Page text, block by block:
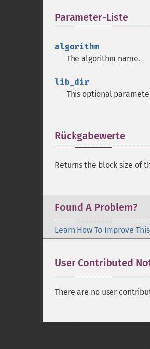
Parameter-Liste
algorithm
The algorithm name.
lib_dir
This optional
Rückgabewerte
Returns the block size of
Found A Problem?
Learn How To Improve
User Contributed
There are no user